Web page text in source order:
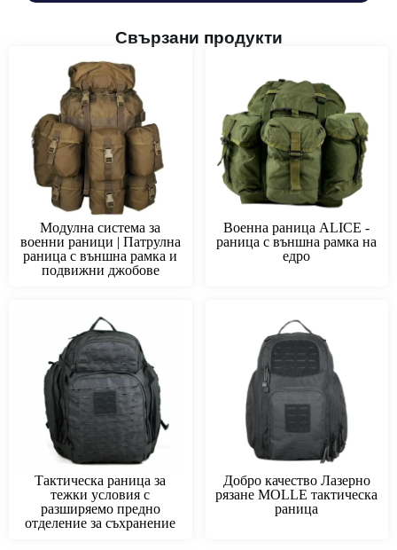
Свързани продукти
Модулна система за
военни раници | Патрулна
раница с външна рамка и
подвижни джобове
Военна раница ALICE -
раница с външна рамка на
едро
Тактическа раница за
тежки условия с
разширяемо предно
отделение за съхранение
Добро качество Лазерно
рязане MOLLE тактическа
раница